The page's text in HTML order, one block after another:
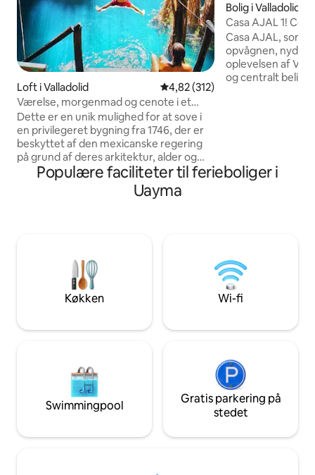
Loft i Valladolid 4,82 ud af 5 i gennemsnitlig
4,82 (312)
Værelse, morgenmad og cenote i et
palæ i kolonistil
Dette er en unik mulighed for at sove i
en privilegeret bygning fra 1746, der er
beskyttet af den mexicanske regering
på grund af deres arkitektur, alder og
skønhed Som et plus ved deres storhed
på samme ejendom vil du have gratis
morgenmad og adgang til Cenote
hver især udstyret med WiFi, privat
badeværelse, Smart TV, aircondition og
loftsventilator
Bolig i Valladolid
Casa AJAL 1!
WiFi-HotWater-
Casa AJAL, som
opvågnen, nyder
oplevelsen af
og centralt
fornøjelserne,
atmosfære, der
Populære faciliteter til ferieboliger i
Uayma
Køkken Wi-fi
Swimmingpool
Gratis parkering på
stedet